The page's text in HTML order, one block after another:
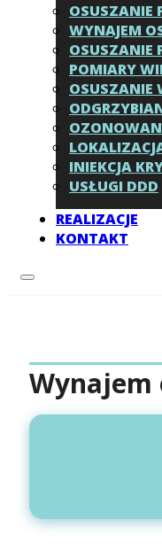
OSUSZANIE
WYNAJEM
OSUSZANIE
POMIARY
OSUSZANIE
INIEKCJA
USŁUGI DDD
REALIZACJE
KONTAKT
Wynajem